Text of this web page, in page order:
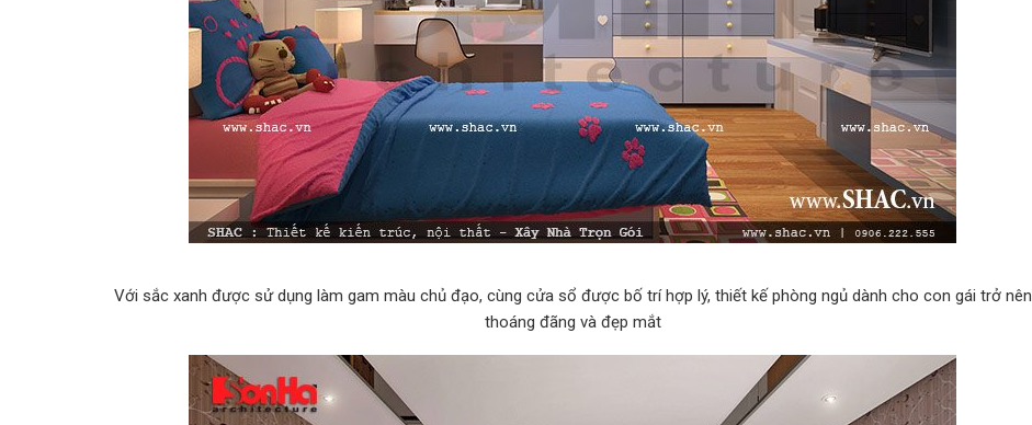
Với sắc xanh được sử dụng làm gam màu chủ đạo, cùng cửa sổ được bố trí hợp lý, thiết kế phòng ngủ dành cho con gái trở nên
thoáng đãng và đẹp mắt